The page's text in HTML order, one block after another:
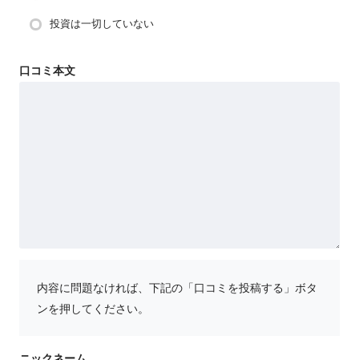
投資は一切していない
内容に問題なければ、下記の「口コミを投稿する」ボタ
ンを押してください。